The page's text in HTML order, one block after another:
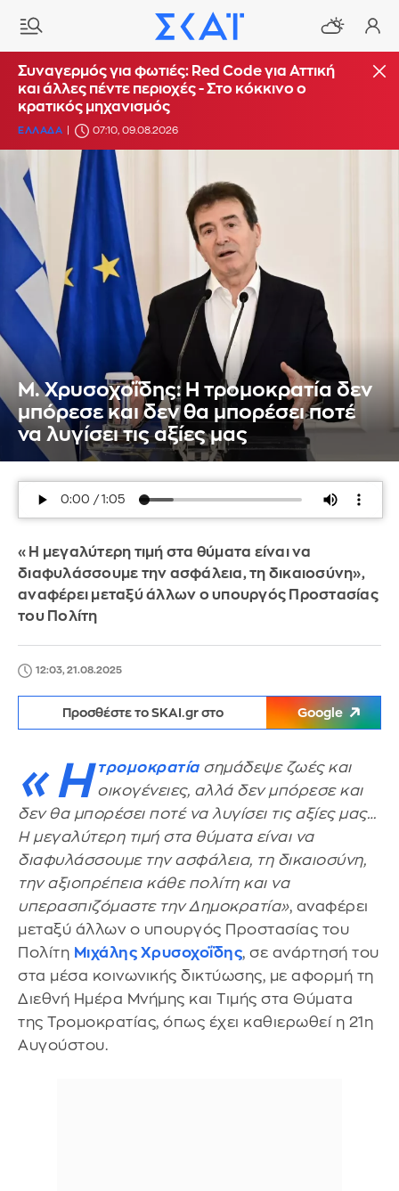
Συναγερμός για φωτιές: Red Code για Αττική
και άλλες πέντε περιοχές - Στο κόκκινο ο
κρατικός μηχανισμός
ΕΛΛΑΔΑ 07:10, 09.08.2026
Μ. Χρυσοχοΐδης: Η τρομοκρατία δεν
μπόρεσε και δεν θα μπορέσει ποτέ
να λυγίσει τις αξίες μας
«Η μεγαλύτερη τιμή στα θύματα είναι να
διαφυλάσσουμε την ασφάλεια, τη δικαιοσύνη»,
αναφέρει μεταξύ άλλων ο υπουργός Προστασίας
του Πολίτη
12:03, 21.08.2025
Προσθέστε το SKAI.gr στο Google
«Η τρομοκρατίασημάδεψε ζωές και
οικογένειες, αλλά δεν μπόρεσε και
δεν θα μπορέσει ποτέ να λυγίσει τις αξίες μας…
Η μεγαλύτερη τιμή στα θύματα είναι να
διαφυλάσσουμε την ασφάλεια, τη δικαιοσύνη,
την αξιοπρέπεια κάθε πολίτη και να
υπερασπιζόμαστε την Δημοκρατία», αναφέρει
μεταξύ άλλων ο υπουργός Προστασίας του
Πολίτη Μιχάλης Χρυσοχοΐδης, σε ανάρτησή του
στα μέσα κοινωνικής δικτύωσης, με αφορμή τη
Διεθνή Ημέρα Μνήμης και Τιμής στα Θύματα
της Τρομοκρατίας, όπως έχει καθιερωθεί η 21η
Αυγούστου.